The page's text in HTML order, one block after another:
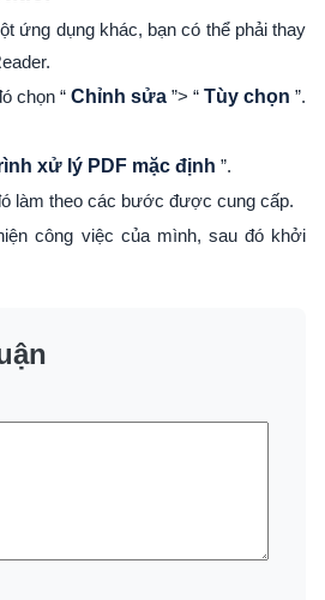
ứng dụng khác, bạn có thể phải thay
chọn “ Chỉnh sửa ”> “ Tùy chọn ”.
xử lý PDF mặc định ”.
làm theo các bước được cung cấp.
công việc của mình, sau đó khởi